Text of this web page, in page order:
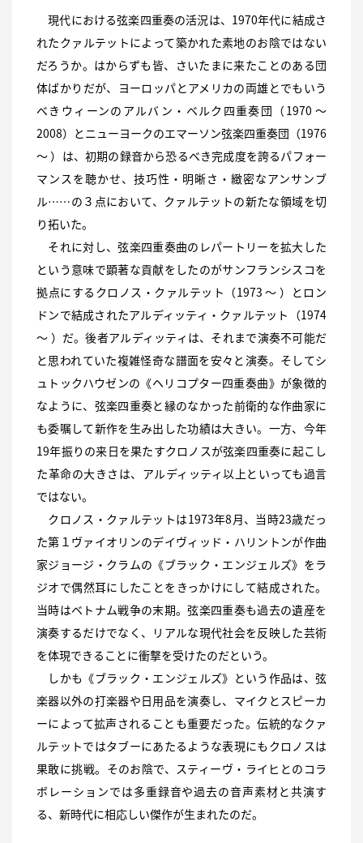
現代における弦楽四重奏の活況は、1970年代に結成さ
れたクァルテットによって築かれた素地のお陰ではない
だろうか。はからずも皆、さいたまに来たことのある団
体ばかりだが、ヨーロッパとアメリカの両雄とでもいう
べきウィーンのアルバン・ベルク四重奏団（1970 〜
2008）とニューヨークのエマーソン弦楽四重奏団（1976
〜 ）は、初期の録音から恐るべき完成度を誇るパフォー
マンスを聴かせ、技巧性・明晰さ・緻密なアンサンブ
ル……の３点において、クァルテットの新たな領域を切
り拓いた。
それに対し、弦楽四重奏曲のレパートリーを拡大した
という意味で顕著な貢献をしたのがサンフランシスコを
拠点にするクロノス・クァルテット（1973 〜 ）とロン
ドンで結成されたアルディッティ・クァルテット（1974
〜 ）だ。後者アルディッティは、それまで演奏不可能だ
と思われていた複雑怪奇な譜面を安々と演奏。そしてシ
ュトックハウゼンの《ヘリコプター四重奏曲》が象徴的
なように、弦楽四重奏と縁のなかった前衛的な作曲家に
も委嘱して新作を生み出した功績は大きい。一方、今年
19年振りの来日を果たすクロノスが弦楽四重奏に起こし
た革命の大きさは、アルディッティ以上といっても過言
ではない。
クロノス・クァルテットは1973年8月、当時23歳だっ
た第１ヴァイオリンのデイヴィッド・ハリントンが作曲
家ジョージ・クラムの《ブラック・エンジェルズ》をラ
ジオで偶然耳にしたことをきっかけにして結成された。
当時はベトナム戦争の末期。弦楽四重奏も過去の遺産を
演奏するだけでなく、リアルな現代社会を反映した芸術
を体現できることに衝撃を受けたのだという。
しかも《ブラック・エンジェルズ》という作品は、弦
楽器以外の打楽器や日用品を演奏し、マイクとスピーカ
ーによって拡声されることも重要だった。伝統的なクァ
ルテットではタブーにあたるような表現にもクロノスは
果敢に挑戦。そのお陰で、スティーヴ・ライヒとのコラ
ボレーションでは多重録音や過去の音声素材と共演す
る、新時代に相応しい傑作が生まれたのだ。